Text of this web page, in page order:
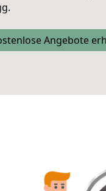
Angebote